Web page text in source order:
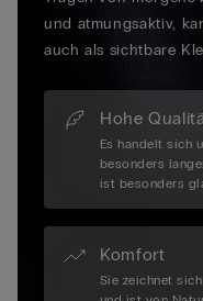
und atmungsaktiv,
auch als sichtbare
Hohe
Es handelt sich
besonders
ist besonders
Komfort
Sie zeichnet